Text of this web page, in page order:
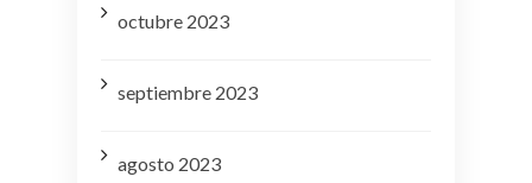
octubre 2023
septiembre 2023
agosto 2023